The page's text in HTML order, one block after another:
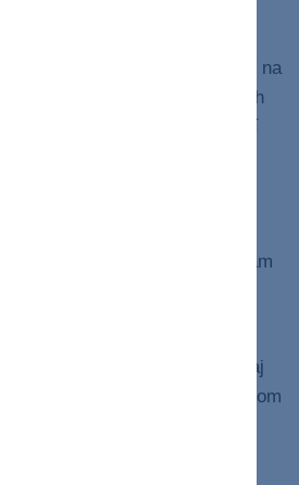
k ostatným.
do vzájomného vzťahu doma, na
on vníma vzájomný vzťah
jeho súpera, ktorý je lepší
sa cítili bezpečne. Ak sa k vám
a začínate veriť jeho
obeťou.
čo vám pomáha a aký naozaj
Aby ste sa jeho súperom
ním ani bojovať.